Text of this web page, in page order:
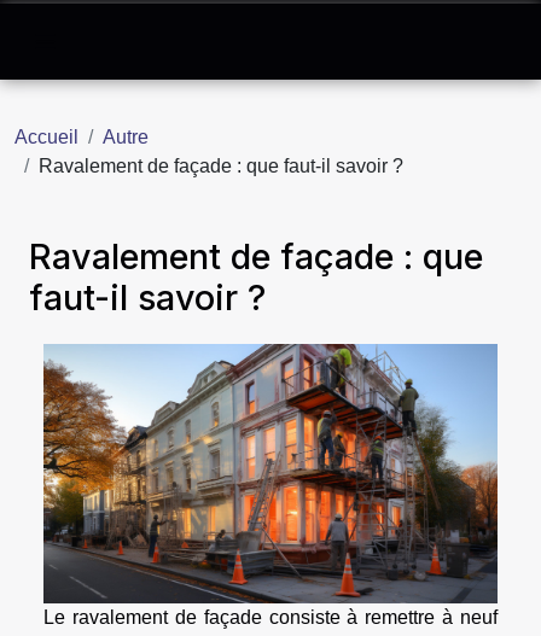
Accueil
Autre
Ravalement de façade : que faut-il savoir ?
Ravalement de façade : que
faut-il savoir ?
Le ravalement de façade consiste à remettre à neuf